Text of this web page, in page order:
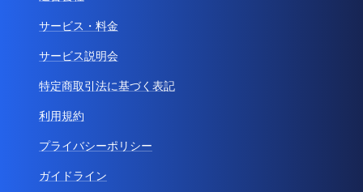
サービス・料金
サービス説明会
特定商取引法に基づく表記
利用規約
プライバシーポリシー
ガイドライン